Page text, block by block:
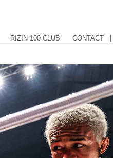
RIZIN 100 CLUB CONTACT